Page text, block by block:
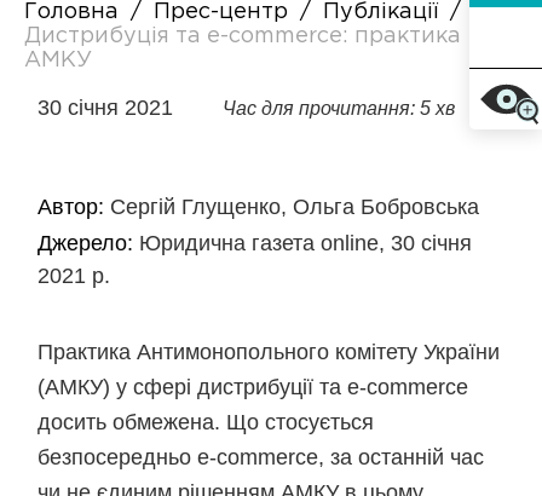
Головна / Прес-центр / Публікації
/
Дистрибуція та e-commerce: практика
АМКУ
30 січня 2021 Час для прочитання: 5 хв
Автор: Сергій Глущенко, Ольга Бобровська
Джерело: Юридична газета online, 30 січня
2021 р.
Практика Антимонопольного комітету України
(АМКУ) у сфері дистрибуції та e-commerce
досить обмежена. Що стосується
безпосередньо e-commerce, за останній час